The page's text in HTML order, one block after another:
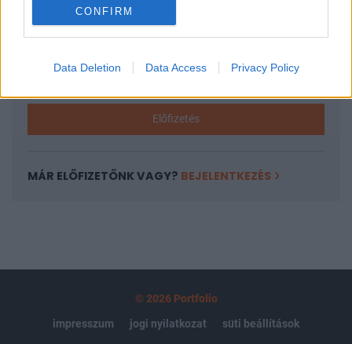
CONFIRM
Data Deletion Data Access Privacy Policy
Az előfizetés a következőket tartalmazza:
Portfolio.hu teljes cikkarchívum
Kötéslisták: BÉT elmúlt 2 év napon belüli
Előfizetés
MÁR ELŐFIZETŐNK VAGY? BEJELENTKEZÉS
© 2026 Portfolio
impresszum
jogi nyilatkozat
süti beállítások